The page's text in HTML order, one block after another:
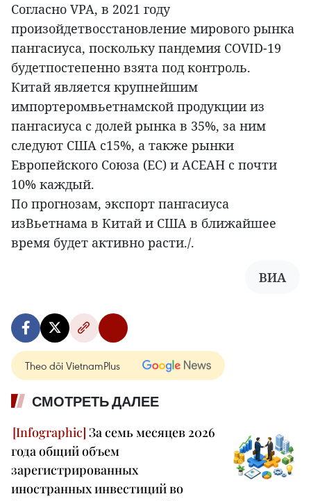
Согласно VPA, в 2021 году
произойдетвосстановление мирового рынка
пангасиуса, поскольку пандемия COVID-19
будетпостепенно взята под контроль.
Китай является крупнейшим
импортеромвьетнамской продукции из
пангасиуса с долей рынка в 35%, за ним
следуют США с15%, а также рынки
Европейского Союза (ЕС) и АСЕАН с почти
10% каждый.
По прогнозам, экспорт пангасиуса
изВьетнама в Китай и США в ближайшее
время будет активно расти./.
ВИА
Theo dõi VietnamPlus
СМОТРЕТЬ ДАЛЕЕ
За семь месяцев 2026
года общий объем
зарегистрированных
иностранных инвестиций во